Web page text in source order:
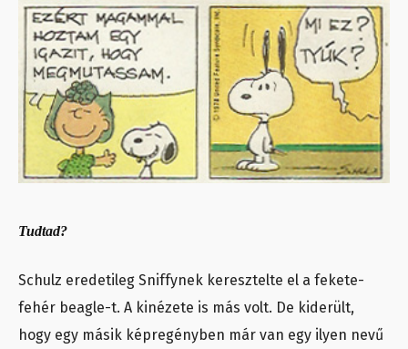
Tudtad?
Schulz eredetileg Sniffynek keresztelte el a fekete-
fehér beagle-t. A kinézete is más volt. De kiderült,
hogy egy másik képregényben már van egy ilyen nevű